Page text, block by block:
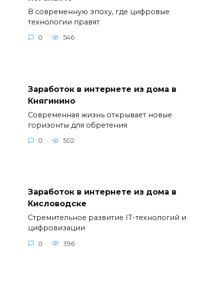
В современную эпоху, где цифровые
технологии правят
0 546
Заработок в интернете из дома в
Княгинино
Современная жизнь открывает новые
горизонты для обретения
0 502
Заработок в интернете из дома в
Кисловодске
Стремительное развитие IT-технологий и
цифровизации
0 396